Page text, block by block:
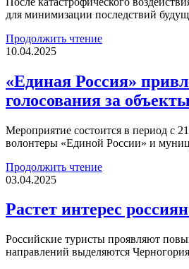
для минимизации последствий
Продолжить чтение
10.04.2025
«Единая Россия»
голосования за
Мероприятие состоится в период с
волонтеры «Единой России» и
Продолжить чтение
03.04.2025
Растет интерес
Российские туристы проявляют
направлений выделяются